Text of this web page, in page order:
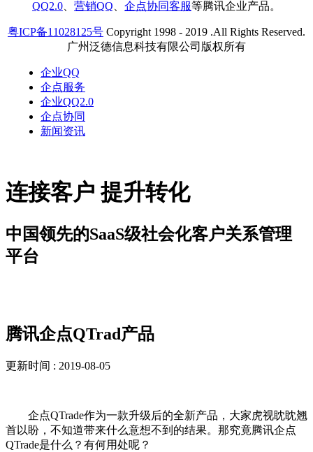
QQ2.0
营销QQ 企点协同客服等腾讯企业产品。
粤ICP备11028125号 Copyright 1998 - 2019 .All Rights Reserved.
广州泛德信息科技有限公司版权所有
企业QQ
企点服务
企业QQ2.0
企点协同
新闻资讯
连接客户 提升转化
中国领先的SaaS级社会化客户关系管理
平台
腾讯企点QTrad产品
更新时间 : 2019-08-05
企点QTrade作为一款升级后的全新产品，大家虎视眈眈翘
首以盼，不知道带来什么意想不到的结果。那究竟腾讯企点
QTrade是什么？有何用处呢？